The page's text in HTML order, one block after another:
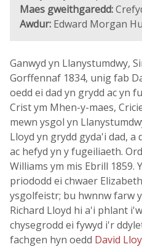
Maes gweithgaredd:
Awdur: Edward Morgan
Ganwyd yn Llanystumdwy,
Gorffennaf 1834, unig fab
oedd ei dad yn grydd ac yn
Crist ym Mhen-y-maes,
mewn ysgol yn
Lloyd yn grydd gyda'i dad, a
ac hefyd yn y fugeiliaeth.
Williams ym mis Ebrill 1859.
priododd ei chwaer
ysgolfeistr; bu hwnnw farw
Richard Lloyd hi a'i phlant
chysegrodd ei fywyd i'r
fachgen hyn oedd David